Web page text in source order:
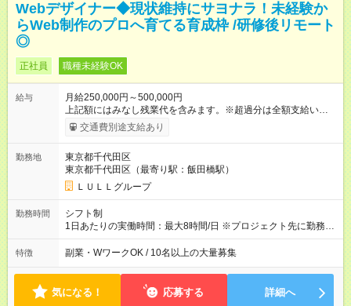
Webデザイナー◆現状維持にサヨナラ！未経験か
らWeb制作のプロへ育てる育成枠 /研修後リモート
◎
正社員 職種未経験OK
給与
月給250,000円～500,000円
上記額にはみなし残業代を含みます。※超過分は全額支給いたし
ます。 みなし残業代 21,675円／月 みなし残業時間 12時間／月 -
------------------------------------------------------- ≪経験者の方は以下と
万円～＋業績賞与＋交通費＋各種手当 ※固定残業代（30時間/6
万6，610円分）を含む。超過分は追加支給いたします 能力やス
キルを考慮し初任給を決定。経験者の方は前給考慮も可能で
す！ ◎昇給年1回（研修終了後） ◎賞与年2回（2月・8月）＋業
績賞与あり ◤スキルアップも、収入アップも。◢ 入社後の成長
や頑張りは、しっかり給与で還元しています。 実際にほぼ全員
上アップした社員も。 エンジニアへの還元率は業界高水準の
87％。 スキルを磨いた分だけ、収入アップも目指せる環境で
す！ 【試用期間】試用期間あり 試用期間の長さ：6ヶ月 ※ 雇用
形態と給与に、本採用時と異なる部分があります。 雇用形態：
中途採用（契約社員） 給与：月給 230,000円以上 上記額にはみ
交通費別途支給あり
勤務地
東京都千代田区
東京都千代田区（最寄り駅：飯田橋駅）
ＬＵＬＬグループ
勤務時間
シフト制
1日あたりの実働時間：最大8時間/日 ※プロジェクト先に勤務時
間は異なります 【シフト例】 ・10時00分～19時00分 ・9時00
分～18時00分 平均残業時間：月10時間以内
特徴 副業・WワークOK / 10名以上の大量募集
気になる！ 応募する 詳細へ